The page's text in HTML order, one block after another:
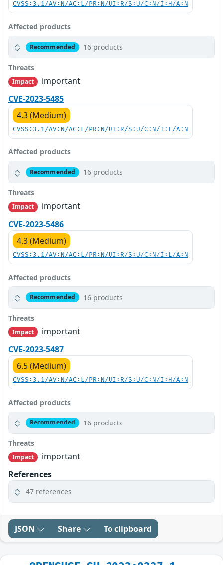
CVSS:3.1/AV:N/AC:L/PR:N/UI:R/S:U/C:N/I:H/A:N
Affected products
Recommended 16 products
Threats
Impact
important
CVE-2023-5485
4.3 (Medium)
CVSS:3.1/AV:N/AC:L/PR:N/UI:R/S:U/C:N/I:L/A:N
Affected products
Recommended 16 products
Threats
Impact
important
CVE-2023-5486
4.3 (Medium)
CVSS:3.1/AV:N/AC:L/PR:N/UI:R/S:U/C:N/I:L/A:N
Affected products
Recommended 16 products
Threats
Impact
important
CVE-2023-5487
6.5 (Medium)
CVSS:3.1/AV:N/AC:L/PR:N/UI:R/S:U/C:N/I:H/A:N
Affected products
Recommended 16 products
Threats
Impact
important
References
47 references
JSON Share To clipboard